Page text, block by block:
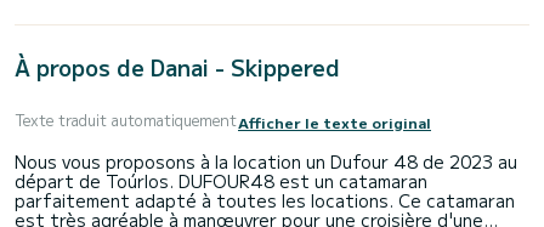
À propos de Danai - Skippered
Texte traduit automatiquementAfficher le texte original
Nous vous proposons à la location un Dufour 48 de 2023 au
départ de Toúrlos. DUFOUR48 est un catamaran
parfaitement adapté à toutes les locations. Ce catamaran
est très agréable à manœuvrer pour une croisière d'une